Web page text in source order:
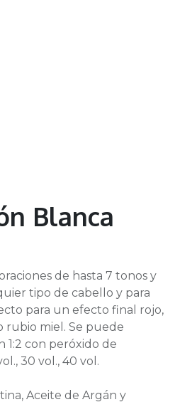
Blanca
de hasta 7 tonos y
tipo de cabello y para
para un efecto final rojo,
rubio miel. Se puede
1:2 con peróxido de
30 vol., 40 vol.
Aceite de Argán y